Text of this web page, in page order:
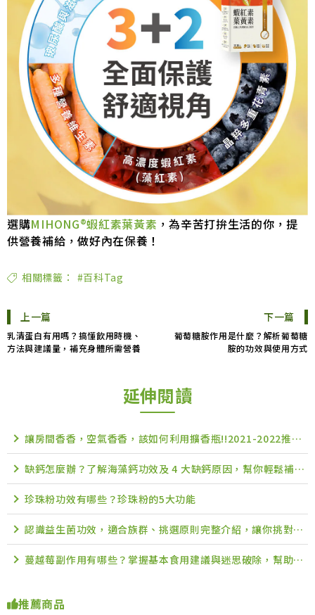
選購MIHONG®蝦紅素葉黃素 ，為辛苦打拚生活的你，提
供營養補給，做好內在保養！
相關標籤： #百科Tag
上一篇
乳清蛋白有用嗎？搞懂飲用時機、
方法與建議量，補充身體所需營養
下一篇
葡萄糖胺作用是什麼？解析葡萄糖
胺的功效與使用方式
延伸閱讀
讓房間香香，空氣香香，該如何利用擴香瓶!!2021-2022推薦品牌 精油補充 PTT Dcard
缺鈣怎麼辦？了解海藻鈣功效及 4 大缺鈣原因，幫你輕鬆補鈣！
珍珠粉功效有哪些？珍珠粉的5大功能
認識益生菌功效，適合族群、挑選原則完整介紹，讓你挑對高品質益生菌
蔓越莓副作用有哪些？掌握基本食用建議與迷思破除，幫助調整體質
推薦商品